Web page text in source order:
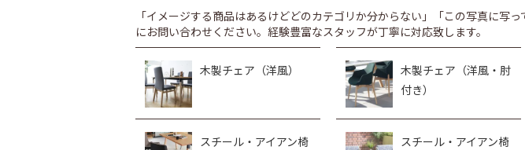
「イメージする商品はあるけどどのカテゴリか分からない」「この写真に写
にお問い合わせください。経験豊富なスタッフが丁寧に対応致します。
木製チェア（洋風）
木製チェア（洋風・肘
付き）
スチール・アイアン椅
スチール・アイアン椅